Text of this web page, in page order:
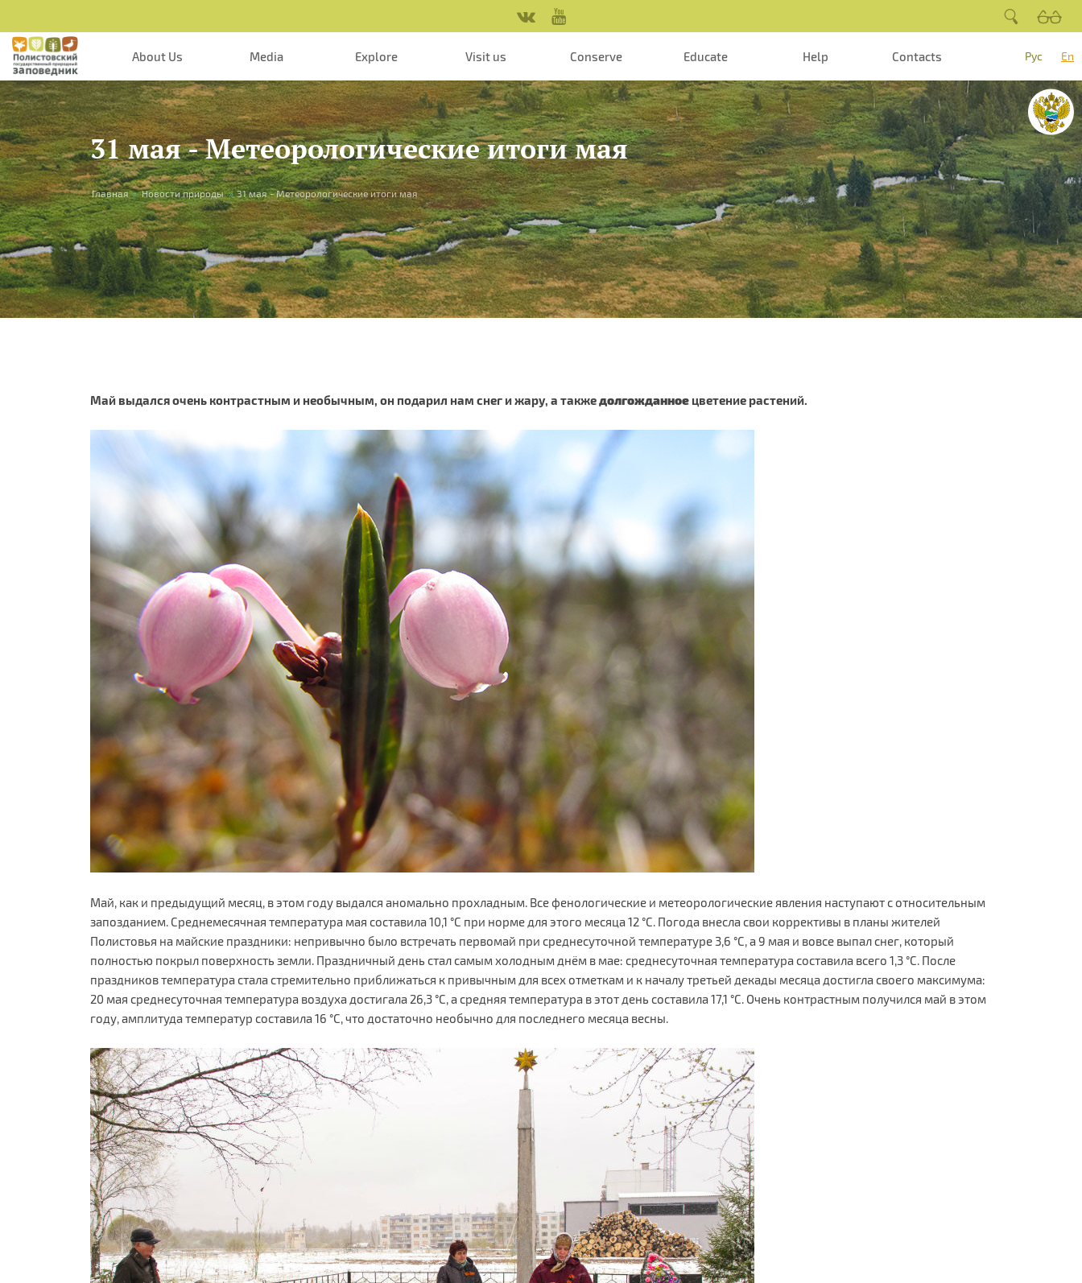
About Us Media Explore Visit us Conserve Educate Help Contacts Рус En
31 мая - Метеорологические итоги мая
You are here
Главная » Новости природы » 31 мая - Метеорологические итоги мая
Май выдался очень контрастным и необычным, он подарил нам снег и жару, а такжедолгожданное цветение растений.
Май, как и предыдущий месяц, в этом году выдался аномально прохладным. Все фенологические и метеорологические явления наступают с относительным
запозданием. Среднемесячная температура мая составила 10,1 °С при норме для этого месяца 12 °С. Погода внесла свои коррективы в планы жителей
Полистовья на майские праздники: непривычно было встречать первомай при среднесуточной температуре 3,6 °С, а 9 мая и вовсе выпал снег, который
полностью покрыл поверхность земли. Праздничный день стал самым холодным днём в мае: среднесуточная температура составила всего 1,3 °С. После
праздников температура стала стремительно приближаться к привычным для всех отметкам и к началу третьей декады месяца достигла своего максимума:
20 мая среднесуточная температура воздуха достигала 26,3 °С, а средняя температура в этот день составила 17,1 °С. Очень контрастным получился май в этом
году, амплитуда температур составила 16 °С, что достаточно необычно для последнего месяца весны.